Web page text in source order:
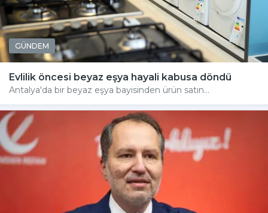
GÜNDEM
Evlilik öncesi beyaz eşya hayali kabusa döndü
Antalya'da bir beyaz eşya bayisinden ürün satın...